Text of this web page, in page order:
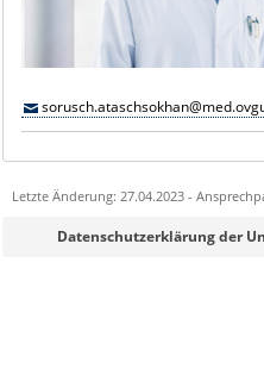
Letzte Änderung: 27.04.2023 -
Sie können eine Nachricht
Datenschutzerklärung der